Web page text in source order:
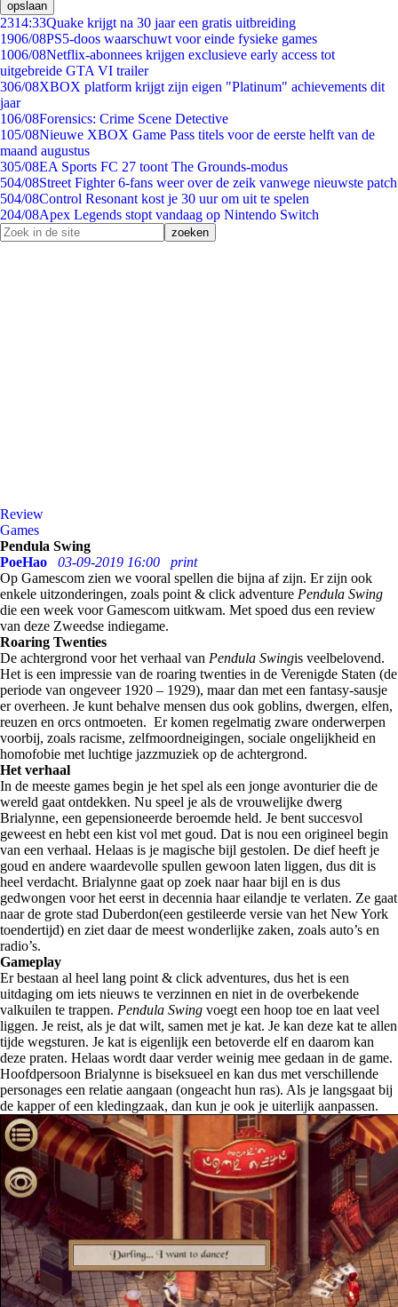
opslaan
2314:33Quake krijgt na 30 jaar een gratis uitbreiding
1906/08PS5-doos waarschuwt voor einde fysieke games
1006/08Netflix-abonnees krijgen exclusieve early access tot
uitgebreide GTA VI trailer
306/08XBOX platform krijgt zijn eigen "Platinum" achievements dit
jaar
106/08Forensics: Crime Scene Detective
105/08Nieuwe XBOX Game Pass titels voor de eerste helft van de
maand augustus
305/08EA Sports FC 27 toont The Grounds-modus
504/08Street Fighter 6-fans weer over de zeik vanwege nieuwste patch
504/08Control Resonant kost je 30 uur om uit te spelen
204/08Apex Legends stopt vandaag op Nintendo Switch
Review
Games
Pendula Swing
PoeHao
03-09-2019 16:00
print
Op Gamescom zien we vooral spellen die bijna af zijn. Er zijn ook
enkele uitzonderingen, zoals point & click adventure Pendula Swing
die een week voor Gamescom uitkwam. Met spoed dus een review
van deze Zweedse indiegame.
Roaring Twenties
De achtergrond voor het verhaal van Pendula Swingis veelbelovend.
Het is een impressie van de roaring twenties in de Verenigde Staten (de
periode van ongeveer 1920 – 1929), maar dan met een fantasy-sausje
er overheen. Je kunt behalve mensen dus ook goblins, dwergen, elfen,
reuzen en orcs ontmoeten. Er komen regelmatig zware onderwerpen
voorbij, zoals racisme, zelfmoordneigingen, sociale ongelijkheid en
homofobie met luchtige jazzmuziek op de achtergrond.
Het verhaal
In de meeste games begin je het spel als een jonge avonturier die de
wereld gaat ontdekken. Nu speel je als de vrouwelijke dwerg
Brialynne, een gepensioneerde beroemde held. Je bent succesvol
geweest en hebt een kist vol met goud. Dat is nou een origineel begin
van een verhaal. Helaas is je magische bijl gestolen. De dief heeft je
goud en andere waardevolle spullen gewoon laten liggen, dus dit is
heel verdacht. Brialynne gaat op zoek naar haar bijl en is dus
gedwongen voor het eerst in decennia haar eilandje te verlaten. Ze gaat
naar de grote stad Duberdon(een gestileerde versie van het New York
toendertijd) en ziet daar de meest wonderlijke zaken, zoals auto’s en
radio’s.
Gameplay
Er bestaan al heel lang point & click adventures, dus het is een
uitdaging om iets nieuws te verzinnen en niet in de overbekende
valkuilen te trappen. Pendula Swing voegt een hoop toe en laat veel
liggen. Je reist, als je dat wilt, samen met je kat. Je kan deze kat te allen
tijde wegsturen. Je kat is eigenlijk een betoverde elf en daarom kan
deze praten. Helaas wordt daar verder weinig mee gedaan in de game.
Hoofdpersoon Brialynne is biseksueel en kan dus met verschillende
personages een relatie aangaan (ongeacht hun ras). Als je langsgaat bij
de kapper of een kledingzaak, dan kun je ook je uiterlijk aanpassen.